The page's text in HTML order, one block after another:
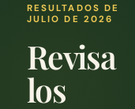
RESULTADOS DE
JULIO DE 2026
Revisa
los